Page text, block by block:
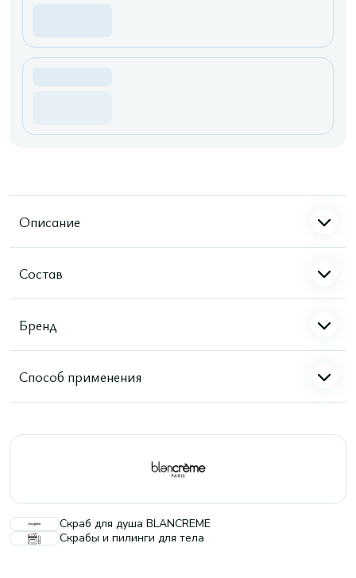
Описание
Состав
Бренд
Способ применения
Скраб для душа BLANCREME
Скрабы и пилинги для тела